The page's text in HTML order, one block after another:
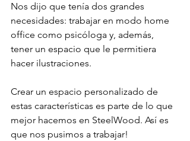
Nos dijo que tenía dos grandes
necesidades: trabajar en modo home
office como psicóloga y, además,
tener un espacio que le permitiera
hacer ilustraciones.
Crear un espacio personalizado de
estas características es parte de lo que
mejor hacemos en SteelWood. Así es
que nos pusimos a trabajar!